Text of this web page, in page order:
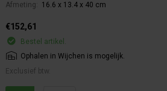
Afmeting:
16.6 x 13.4 x 40 cm
€152,61
Bestel artikel.
Ophalen in Wijchen is mogelijk.
Exclusief btw.